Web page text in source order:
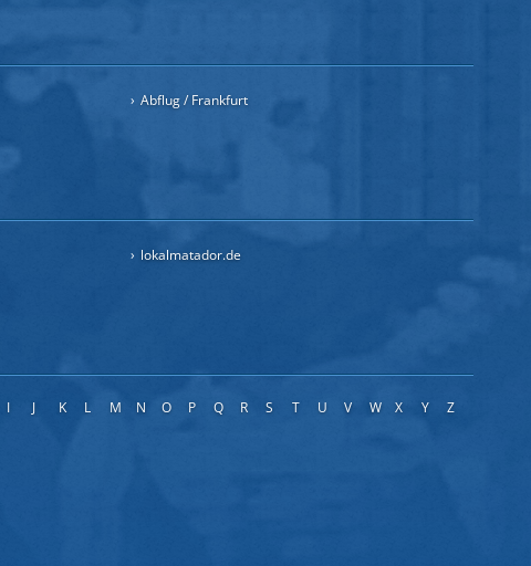
Abflug / Frankfurt
lokalmatador.de
I J K L M N O P Q R S T U V W X Y Z